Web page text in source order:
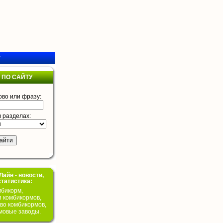
САЙТУ
или фразу:
разделах:
- новости,
комбикормов,
комбикормов,
заводы.